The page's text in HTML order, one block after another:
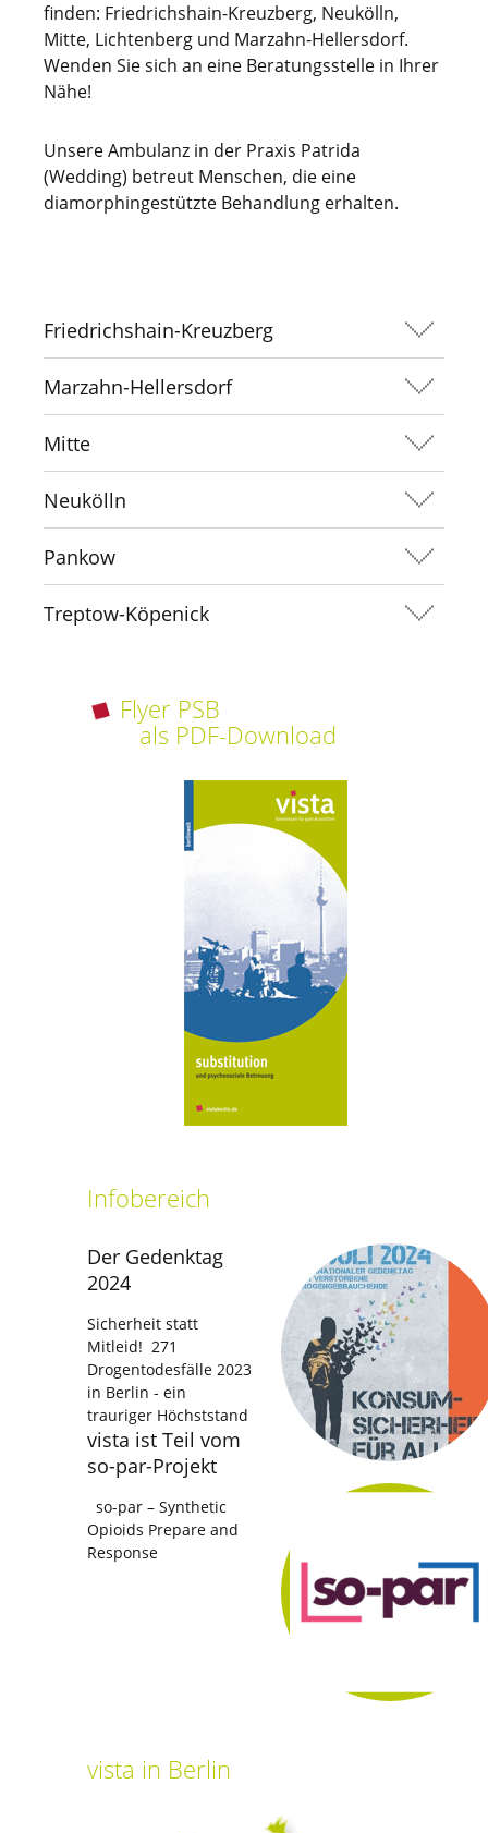
finden: Friedrichshain-Kreuzberg, Neukölln,
Mitte, Lichtenberg und Marzahn-Hellersdorf.
Wenden Sie sich an eine Beratungsstelle in Ihrer
Nähe!
Unsere Ambulanz in der Praxis Patrida
(Wedding) betreut Menschen, die eine
diamorphingestützte Behandlung erhalten.
Friedrichshain-Kreuzberg
Marzahn-Hellersdorf
Mitte
Neukölln
Pankow
Treptow-Köpenick
Flyer PSB
als PDF-Download
Infobereich
Der Gedenktag
2024
Sicherheit statt
Mitleid! 271
Drogentodesfälle 2023
in Berlin - ein
trauriger Höchststand
vista ist Teil vom
so-par-Projekt
so-par – Synthetic
Opioids Prepare and
Response
vista in Berlin